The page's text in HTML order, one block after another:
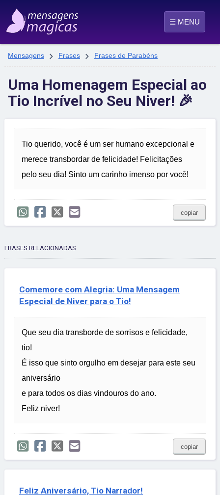
☰ MENU
Mensagens  Frases  Frases de Parabéns
Uma Homenagem Especial ao
Tio Incrível no Seu Niver! 🎉
Tio querido, você é um ser humano excepcional e
merece transbordar de felicidade! Felicitações
pelo seu dia! Sinto um carinho imenso por você!
copiar
FRASES RELACIONADAS
Comemore com Alegria: Uma Mensagem
Especial de Niver para o Tio!
Que seu dia transborde de sorrisos e felicidade,
tio!
É isso que sinto orgulho em desejar para este seu
aniversário
e para todos os dias vindouros do ano.
Feliz niver!
copiar
Feliz Aniversário, Tio Narrador!